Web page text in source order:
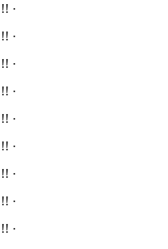
·
·
·
·
·
·
·
·
·